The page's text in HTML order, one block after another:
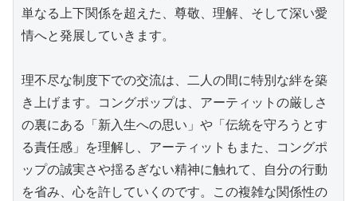
単なる上下関係を超えた、尊敬、理解、そして深い愛
情へと発展していきます。
理不尽な制度下での交流は、二人の間に特別な絆を築
き上げます。コングポップは、アーティットの厳しさ
の裏にある「新入生への思い」や「伝統を守ろうとす
る責任感」を理解し、アーティットもまた、コングポ
ップの誠実さや揺るぎない精神に触れて、自分の行動
を省み、心を許していくのです。この複雑な関係性の